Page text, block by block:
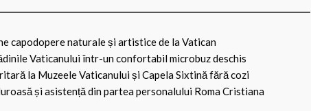
capodopere naturale și artistice de la Vatican
Vaticanului într-un confortabil microbuz deschis
la Muzeele Vaticanului și Capela Sixtină fără cozi
și asistență din partea personalului Roma Cristiana